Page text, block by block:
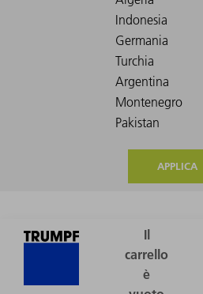
APPLICA